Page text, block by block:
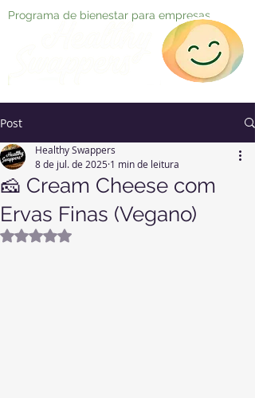
Programa de bienestar para empresas
Post
🧀 Cream Cheese com
Ervas Finas (Vegano)
Healthy Swappers
8 de jul. de 2025 1 min de leitura
Avaliado com NaN de 5 estrelas.